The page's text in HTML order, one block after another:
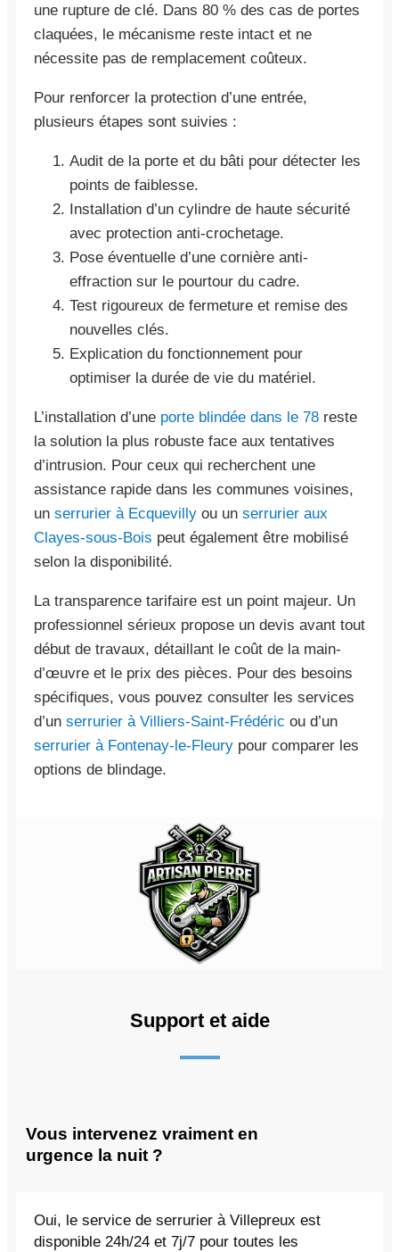
une rupture de clé. Dans 80 % des cas de portes
claquées, le mécanisme reste intact et ne
nécessite pas de remplacement coûteux.
Pour renforcer la protection d’une entrée,
plusieurs étapes sont suivies :
Audit de la porte et du bâti pour détecter les
points de faiblesse.
Installation d’un cylindre de haute sécurité
avec protection anti-crochetage.
Pose éventuelle d’une cornière anti-
effraction sur le pourtour du cadre.
Test rigoureux de fermeture et remise des
nouvelles clés.
Explication du fonctionnement pour
optimiser la durée de vie du matériel.
L’installation d’une porte blindée dans le 78 reste
la solution la plus robuste face aux tentatives
d’intrusion. Pour ceux qui recherchent une
assistance rapide dans les communes voisines,
un serrurier à Ecquevilly ou un serrurier aux
Clayes-sous-Bois peut également être mobilisé
selon la disponibilité.
La transparence tarifaire est un point majeur. Un
professionnel sérieux propose un devis avant tout
début de travaux, détaillant le coût de la main-
d’œuvre et le prix des pièces. Pour des besoins
spécifiques, vous pouvez consulter les services
d’un serrurier à Villiers-Saint-Frédéric ou d’un
serrurier à Fontenay-le-Fleury pour comparer les
options de blindage.
Support et aide
Vous intervenez vraiment en
urgence la nuit ?
Oui, le service de serrurier à Villepreux est
disponible 24h/24 et 7j/7 pour toutes les